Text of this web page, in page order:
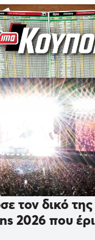
τον δικό
2026 που